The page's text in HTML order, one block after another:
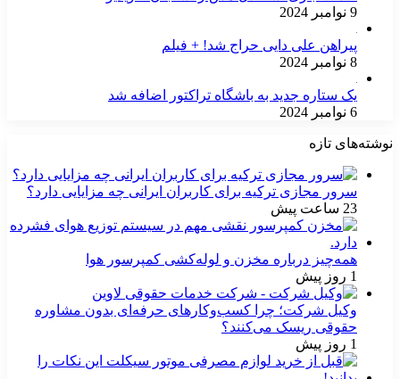
9 نوامبر 2024
پیراهن علی دایی حراج شد! + فیلم
8 نوامبر 2024
یک ستاره جدید به باشگاه تراکتور اضافه شد
6 نوامبر 2024
نوشته‌های تازه
سرور مجازی ترکیه برای کاربران ایرانی چه مزایایی دارد؟
23 ساعت پیش
همه‌چیز درباره مخزن و لوله‌کشی کمپرسور هوا
1 روز پیش
وکیل شرکت؛ چرا کسب‌وکارهای حرفه‌ای بدون مشاوره
حقوقی ریسک می‌کنند؟
1 روز پیش